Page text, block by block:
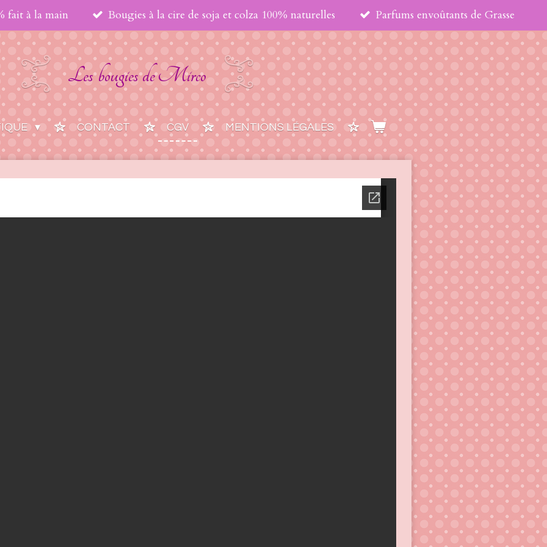
fait à la main Bougies à la cire de soja et colza 100% naturelles Parfums envoûtants de Grasse
Les bougies deMirco
CONTACT CGV MENTIONS LÉGALES